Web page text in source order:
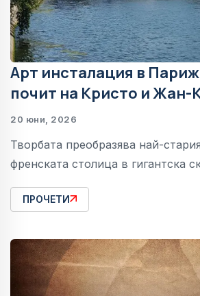
Арт инсталация в
почит на Кристо и Жан-
20 юни, 2026
Творбата преобразява най-
френската столица в гигантска
ПРОЧЕТИ